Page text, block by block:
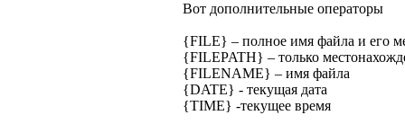
Вот дополнительные операторы
{FILE} – полное имя файла и его
{FILEPATH} – только
{FILENAME} – имя файла
{DATE} - текущая дата
{TIME} -текущее время